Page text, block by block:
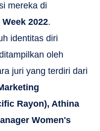
mereka di
2022.
identitas diri
oleh
juri yang terdiri dari
Rayon), Athina
Women's